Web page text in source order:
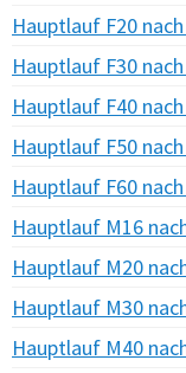
Hauptlauf F20
Hauptlauf F30
Hauptlauf F40
Hauptlauf F50
Hauptlauf F60
Hauptlauf M16
Hauptlauf M20
Hauptlauf M30
Hauptlauf M40